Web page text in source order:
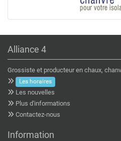
Alliance 4
Grossiste et producteur en chaux,
Les horaires
Les nouvelles
Plus d'informations
Contactez-nous
Information